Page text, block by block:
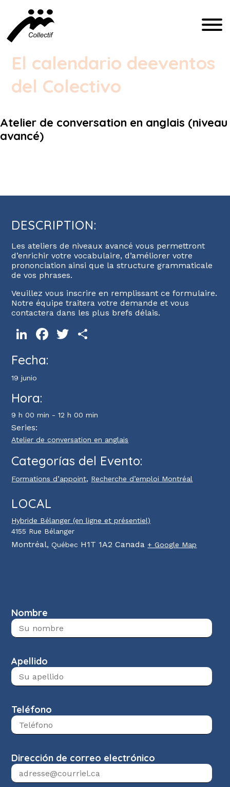
El calendario deeventos
del Colectivo
Atelier de conversation en anglais (niveau
avancé)
DESCRIPTION:
Les ateliers de niveaux avancé vous permettront
d’enrichir votre vocabulaire, d’améliorer votre
prononciation ainsi que la structure grammaticale
de vos phrases.
Veuillez vous inscrire en remplissant ce formulaire.
Notre équipe traitera votre demande et vous
contactera dans les plus brefs délais.
LinkedInFacebookTwitter
Fecha:
19 junio
Hora:
9 h 00 min - 12 h 00 min
Series:
Atelier de conversation en anglais
Categorías del Evento:
Formations d’appoint, Recherche d’emploi Montréal
LOCAL
Hybride Bélanger (en ligne et présentiel)
4155 Rue Bélanger
Montréal, Québec H1T 1A2 Canada + Google Map
Nombre
Apellido
Teléfono
Dirección de correo electrónico